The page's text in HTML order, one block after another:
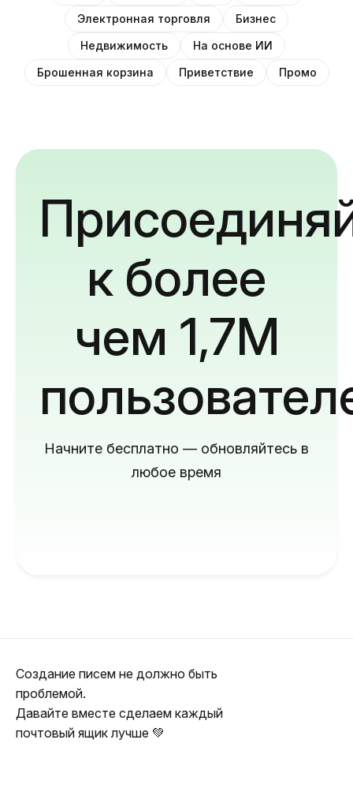
Электронная торговля
Бизнес
Недвижимость
На основе ИИ
Брошенная корзина
Приветствие Промо
к более
чем 1,7M
Начните бесплатно — обновляйтесь в
любое время
Создание писем не должно быть
проблемой.
Давайте вместе сделаем каждый
почтовый ящик лучше 💚